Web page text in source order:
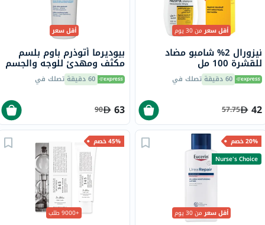
أقل سعرمن 30 يوم
نيزورال 2% شامبو مضاد
للقشرة 100 مل
60 دقيقة تصلك في
42
57.75
أقل سعر
بيوديرما أتوذرم باوم بلسم
مكثف ومهدئ للوجه والجسم
500 مل 60 دقيقة تصلك في
63
90
20% خصم
Nurse's Choice
أقل سعرمن 30 يوم
45% خصم
+9000 طلب